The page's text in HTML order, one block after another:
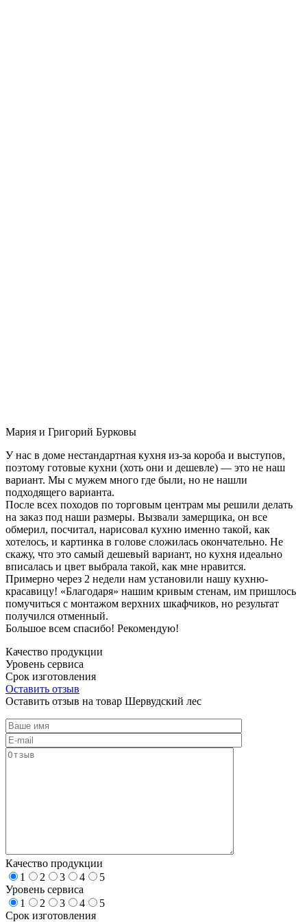
Мария и Григорий Бурковы
У нас в доме нестандартная кухня из-за короба и выступов,
поэтому готовые кухни (хоть они и дешевле) — это не наш
вариант. Мы с мужем много где были, но не нашли
подходящего варианта.
После всех походов по торговым центрам мы решили делать
на заказ под наши размеры. Вызвали замерщика, он все
обмерил, посчитал, нарисовал кухню именно такой, как
хотелось, и картинка в голове сложилась окончательно. Не
скажу, что это самый дешевый вариант, но кухня идеально
вписалась и цвет выбрала такой, как мне нравится.
Примерно через 2 недели нам установили нашу кухню-
красавицу! «Благодаря» нашим кривым стенам, им пришлось
помучиться с монтажом верхних шкафчиков, но результат
получился отменный.
Большое всем спасибо! Рекомендую!
Качество продукции
Уровень сервиса
Срок изготовления
Оставить отзыв
Оставить отзыв на товар Шервудский лес
Качество продукции
1
2 3 4
5
Уровень сервиса
1
2 3 4
5
Срок изготовления